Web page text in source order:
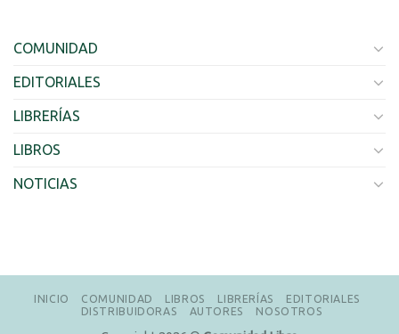
COMUNIDAD
EDITORIALES
LIBRERÍAS
LIBROS
NOTICIAS
INICIO COMUNIDAD LIBROS LIBRERÍAS
EDITORIALES
DISTRIBUIDORAS
AUTORES NOSOTROS